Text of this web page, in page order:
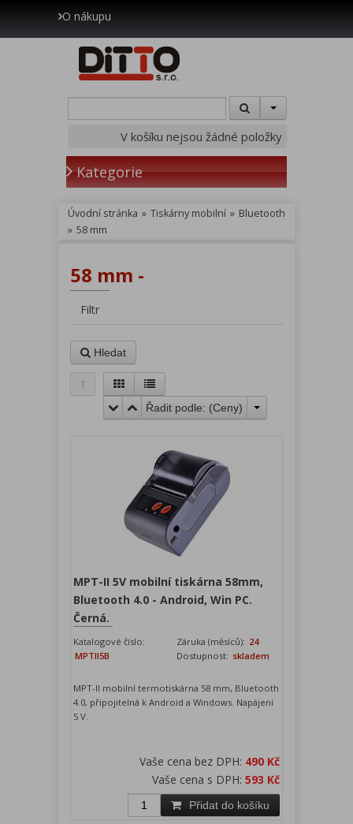
O nákupu
V košíku nejsou žádné položky
Kategorie
Úvodní stránka » Tiskárny mobilní » Bluetooth
» 58 mm
58 mm -
Filtr
Hledat
1
Řadit podle: (Ceny)
MPT-II 5V mobilní tiskárna 58mm,
Bluetooth 4.0 - Android, Win PC.
Černá.
Katalogové číslo:
MPTII5B
Záruka (měsíců): 24
Dostupnost: skladem
MPT-II mobilní termotiskárna 58 mm, Bluetooth
4.0, připojitelná k Android a Windows. Napájení
5 V.
Vaše cena bez DPH: 490 Kč
Vaše cena s DPH: 593 Kč
Přidat do košíku